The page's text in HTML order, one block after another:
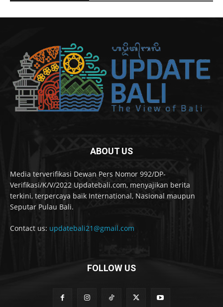
ABOUT US
Media terverifikasi Dewan Pers Nomor 992/DP-
Verifikasi/K/V/2022 Updatebali.com, menyajikan berita
terkini, terpercaya baik International, Nasional maupun
Seputar Pulau Bali.
Contact us: updatebali21@gmail.com
FOLLOW US